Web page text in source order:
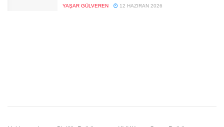
YAŞAR GÜLVEREN 12 HAZIRAN 2026